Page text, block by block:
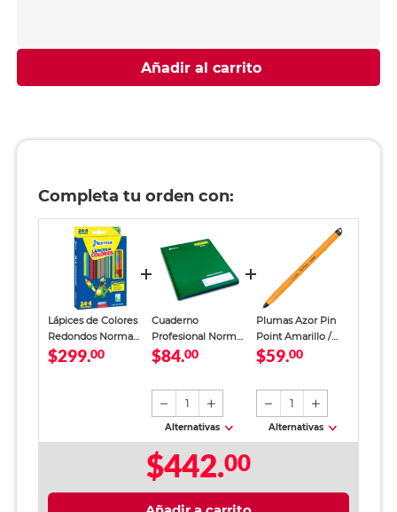
Añadir al carrito
Completa tu orden con:
Lápices de Colores
Redondos Norma
Punta Gruesa 28
$299.00
Cuaderno
Profesional Norma
Color Raya 100
$84.00
1
Alternativas
Plumas Azor Pin
Point Amarillo /
Punto fino / Tinta
$59.00
1
Alternativas
$442.00